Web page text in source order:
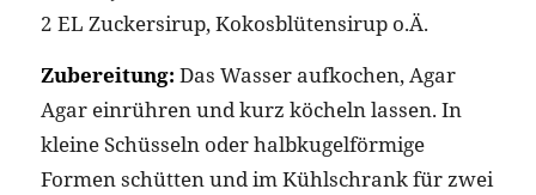
2 EL Zuckersirup, Kokosblütensirup o.Ä.
Zubereitung: Das Wasser aufkochen, Agar
Agar einrühren und kurz köcheln lassen. In
kleine Schüsseln oder halbkugelförmige
Formen schütten und im Kühlschrank für zwei